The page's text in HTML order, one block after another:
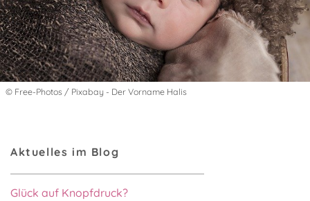
© Free-Photos / Pixabay - Der Vorname Halis
Aktuelles im Blog
Glück auf Knopfdruck?